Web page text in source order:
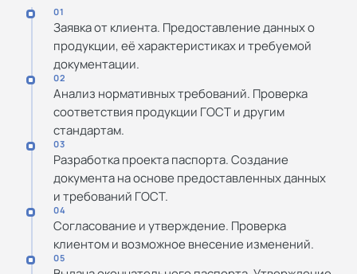
01
Заявка от клиента. Предоставление данных о
продукции, её характеристиках и требуемой
документации.
02
Анализ нормативных требований. Проверка
соответствия продукции ГОСТ и другим
стандартам.
03
Разработка проекта паспорта. Создание
документа на основе предоставленных данных
и требований ГОСТ.
04
Согласование и утверждение. Проверка
клиентом и возможное внесение изменений.
05